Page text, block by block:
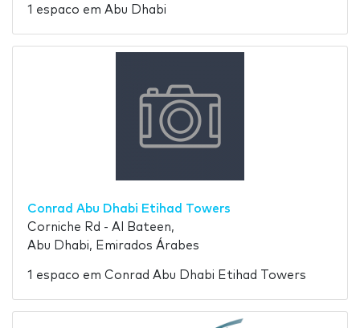
1 espaco em Abu Dhabi
Conrad Abu Dhabi Etihad Towers
Corniche Rd - Al Bateen,
Abu Dhabi, Emirados Árabes
1 espaco em Conrad Abu Dhabi Etihad Towers